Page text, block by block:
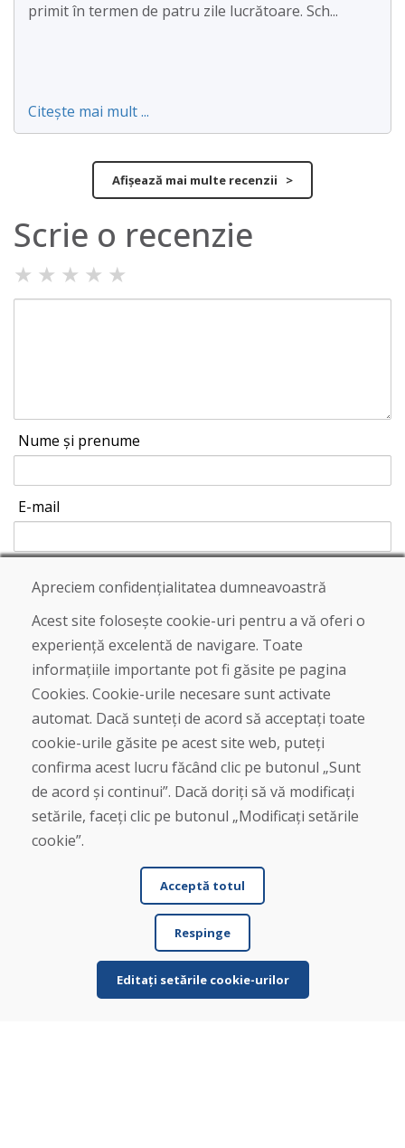
primit în termen de patru zile lucrătoare. Sch...
Citește mai mult ...
Afișează mai multe recenzii >
Scrie o recenzie
★ ★ ★ ★ ★
Nume și prenume
E-mail
Trimite
Linia de asistență
+421 919 282 306
info@domivosport.ro
Despre noi
Blog
Despre noi
Magazin
Cumpărare
Magazin online
Termeni și condiții de afaceri
Livrare și plată
Plângere
Apreciem confidențialitatea dumneavoastră
Acest site folosește cookie-uri pentru a vă oferi o
experiență excelentă de navigare. Toate
informațiile importante pot fi găsite pe pagina
Cookies. Cookie-urile necesare sunt activate
automat. Dacă sunteți de acord să acceptați toate
cookie-urile găsite pe acest site web, puteți
confirma acest lucru făcând clic pe butonul „Sunt
de acord și continui”. Dacă doriți să vă modificați
setările, faceți clic pe butonul „Modificați setările
cookie”.
Acceptă totul
Respinge
Editați setările cookie-urilor